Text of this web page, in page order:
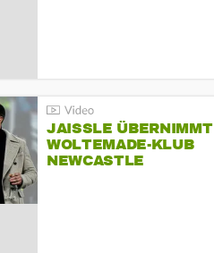
JAISSLE ÜBERNIMMT
WOLTEMADE-KLUB
NEWCASTLE